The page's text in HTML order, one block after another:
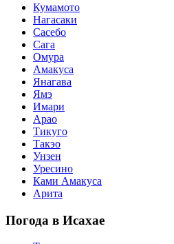
Кумамото
Нагасаки
Сасебо
Сага
Омура
Амакуса
Янагава
Ямэ
Имари
Арао
Тикуго
Такэо
Унзен
Уресино
Ками Амакуса
Арита
Погода в Исахае